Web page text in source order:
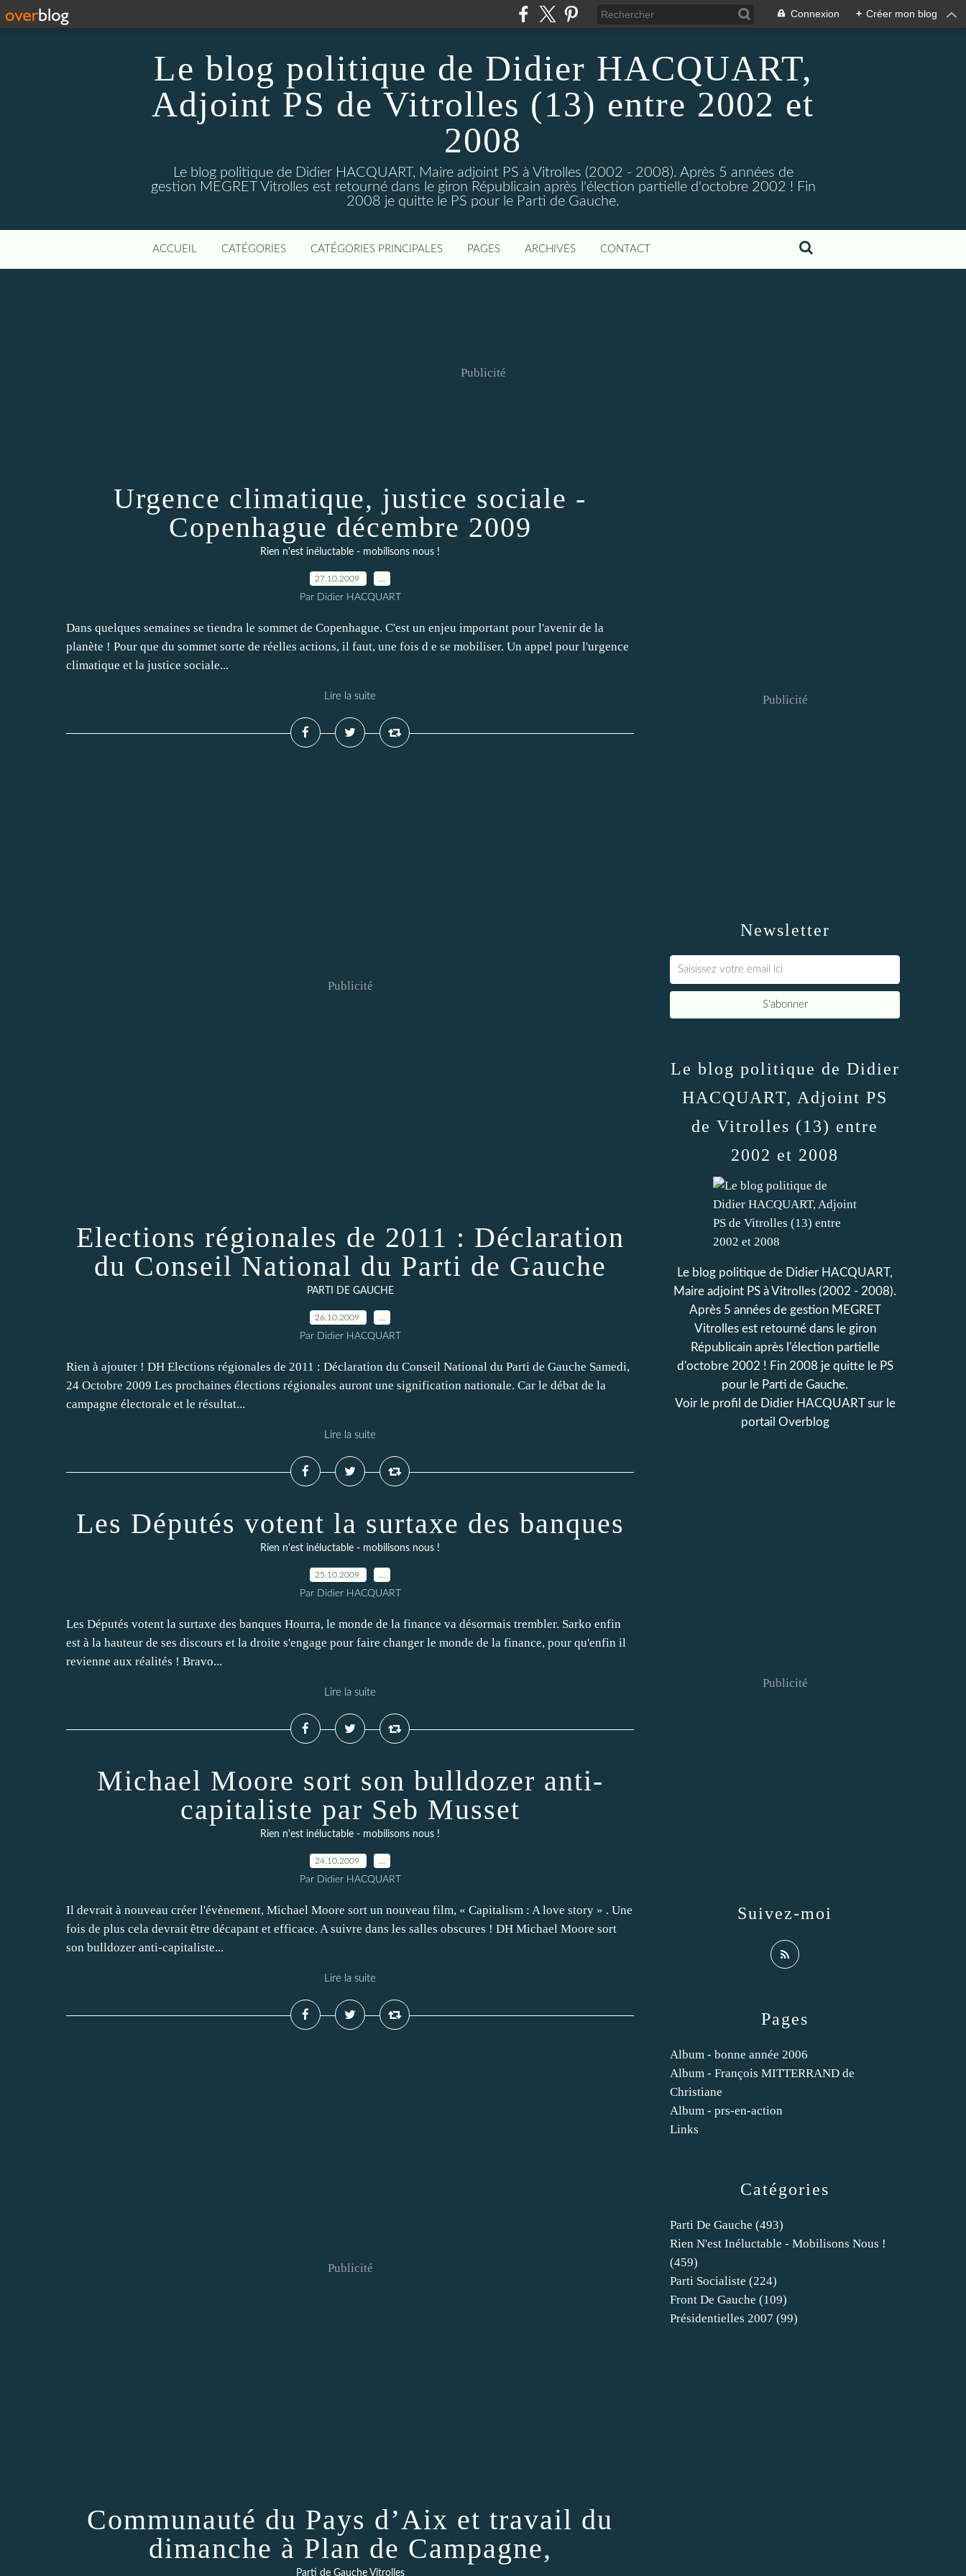
Connexion + Créer mon blog
Le blog politique de Didier HACQUART,
Adjoint PS de Vitrolles (13) entre 2002 et
2008
Le blog politique de Didier HACQUART, Maire adjoint PS à Vitrolles (2002 - 2008). Après 5 années de
gestion MEGRET Vitrolles est retourné dans le giron Républicain après l'élection partielle d'octobre 2002 ! Fin
2008 je quitte le PS pour le Parti de Gauche.
ACCUEIL CATÉGORIES CATÉGORIES PRINCIPALES PAGES ARCHIVES CONTACT
Publicité
Urgence climatique, justice sociale -
Copenhague décembre 2009
Rien n'est inéluctable - mobilisons nous !
27.10.2009
Par Didier HACQUART
Dans quelques semaines se tiendra le sommet de Copenhague. C'est un enjeu important pour l'avenir de la
planète ! Pour que du sommet sorte de réelles actions, il faut, une fois d e se mobiliser. Un appel pour l'urgence
climatique et la justice sociale...
Lire la suite
Publicité
Elections régionales de 2011 : Déclaration
du Conseil National du Parti de Gauche
PARTI DE GAUCHE
26.10.2009
Par Didier HACQUART
Rien à ajouter ! DH Elections régionales de 2011 : Déclaration du Conseil National du Parti de Gauche Samedi,
24 Octobre 2009 Les prochaines élections régionales auront une signification nationale. Car le débat de la
campagne électorale et le résultat...
Lire la suite
Les Députés votent la surtaxe des banques
Rien n'est inéluctable - mobilisons nous !
25.10.2009
Par Didier HACQUART
Les Députés votent la surtaxe des banques Hourra, le monde de la finance va désormais trembler. Sarko enfin
est à la hauteur de ses discours et la droite s'engage pour faire changer le monde de la finance, pour qu'enfin il
revienne aux réalités ! Bravo...
Lire la suite
Michael Moore sort son bulldozer anti-
capitaliste par Seb Musset
Rien n'est inéluctable - mobilisons nous !
24.10.2009
Par Didier HACQUART
Il devrait à nouveau créer l'évènement, Michael Moore sort un nouveau film, « Capitalism : A love story » . Une
fois de plus cela devrait être décapant et efficace. A suivre dans les salles obscures ! DH Michael Moore sort
son bulldozer anti-capitaliste...
Lire la suite
Publicité
Communauté du Pays d’Aix et travail du
dimanche à Plan de Campagne,
Parti de Gauche Vitrolles
Newsletter
Publicité
Catégories
Parti De Gauche (493)
Rien N'est Inéluctable - Mobilisons Nous !
(459)
Parti Socialiste (224)
Front De Gauche (109)
Présidentielles 2007 (99)
Pages
Album - bonne année 2006
Album - François MITTERRAND de
Christiane
Album - prs-en-action
Links
Le blog politique de Didier
HACQUART, Adjoint PS
de Vitrolles (13) entre
2002 et 2008
Le blog politique de Didier HACQUART,
Maire adjoint PS à Vitrolles (2002 - 2008).
Après 5 années de gestion MEGRET
Vitrolles est retourné dans le giron
Républicain après l'élection partielle
d'octobre 2002 ! Fin 2008 je quitte le PS
pour le Parti de Gauche.
Voir le profil de Didier HACQUARTsur le
portail Overblog
Suivez-moi
Publicité